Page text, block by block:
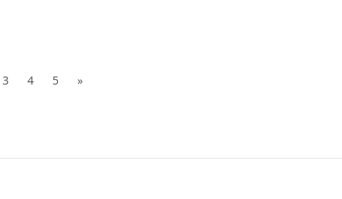
3 4 5 »